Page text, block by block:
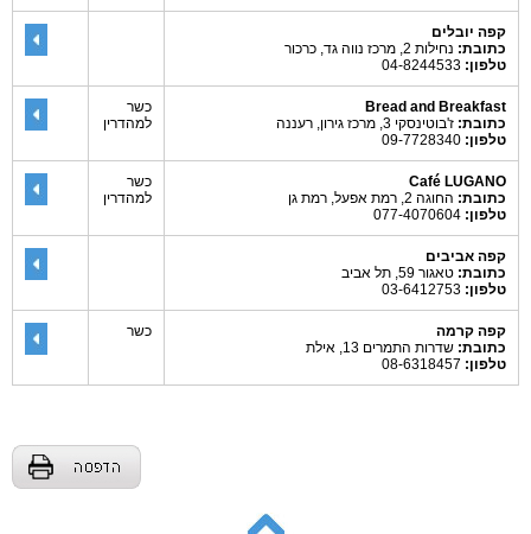
קפה יובלים
כתובת: נחילות 2, מרכז נווה גד, כרכור
טלפון:
Bread and Breakfast
כתובת: ז'בוטינסקי 3, מרכז גירון, רעננה
טלפון:
כשר
למהדרין
Café LUGANO
כתובת: החוגה 2, רמת אפעל, רמת גן
טלפון:
כשר
למהדרין
קפה אביבים
כתובת: טאגור 59, תל אביב
טלפון:
קפה קרמה
כתובת: שדרות התמרים 13, אילת
טלפון:
כשר